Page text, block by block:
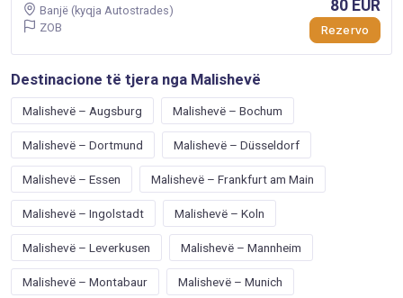
Banjë (kyqja Autostrades)
ZOB
80 EUR
Rezervo
Destinacione të tjera nga Malishevë
Malishevë – Augsburg Malishevë – Bochum
Malishevë – Dortmund Malishevë – Düsseldorf
Malishevë – Essen Malishevë – Frankfurt am Main
Malishevë – Ingolstadt Malishevë – Koln
Malishevë – Leverkusen Malishevë – Mannheim
Malishevë – Montabaur Malishevë – Munich